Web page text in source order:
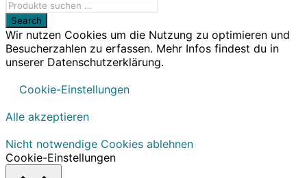
Wir nutzen Cookies um die Nutzung zu optimieren und
Besucherzahlen zu erfassen. Mehr Infos findest du in
unserer Datenschutzerklärung.
Cookie-Einstellungen
Alle akzeptieren
Nicht notwendige Cookies ablehnen
Cookie-Einstellungen